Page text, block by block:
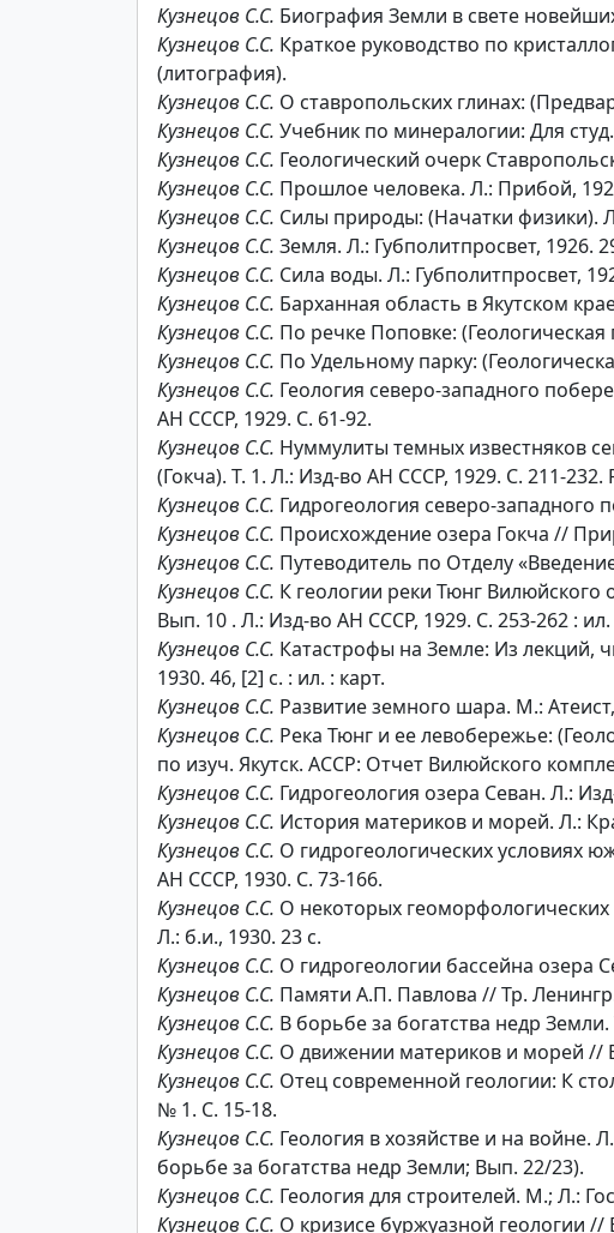
Кузнецов С.С. Биография Земли в свете
Кузнецов С.С. Краткое руководство по
(литография).
Кузнецов С.С. О ставропольских глинах:
Кузнецов С.С. Учебник по минералогии: Для
Кузнецов С.С. Геологический очерк
Кузнецов С.С. Прошлое человека. Л.: Прибой,
Кузнецов С.С. Силы природы: (Начатки физики).
Кузнецов С.С. Земля. Л.: Губполитпросвет, 1926.
Кузнецов С.С. Сила воды. Л.: Губполитпросвет,
Кузнецов С.С. Барханная область в Якутском
Кузнецов С.С. По речке Поповке: (Геологическая
Кузнецов С.С. По Удельному парку:
Кузнецов С.С. Геология северо-западного
АН СССР, 1929. С. 61-92.
Кузнецов С.С. Нуммулиты темных известняков
(Гокча). Т. 1. Л.: Изд-во АН СССР, 1929. С. 211-
Кузнецов С.С. Гидрогеология северо-западного
Кузнецов С.С. Происхождение озера Гокча //
Кузнецов С.С. Путеводитель по Отделу
Кузнецов С.С. К геологии реки Тюнг
Вып. 10 . Л.: Изд-во АН СССР, 1929. С. 253-262 : ил.
Кузнецов С.С. Катастрофы на Земле: Из лекций,
1930. 46, [2] с. : ил. : карт.
Кузнецов С.С. Развитие земного шара. М.: Атеист,
Кузнецов С.С. Река Тюнг и ее левобережье:
по изуч. Якутск. АССР: Отчет Вилюйского
Кузнецов С.С. Гидрогеология озера Севан. Л.:
Кузнецов С.С. История материков и морей. Л.:
Кузнецов С.С. О гидрогеологических условиях
АН СССР, 1930. С. 73-166.
Кузнецов С.С. О некоторых
Л.: б.и., 1930. 23 с.
Кузнецов С.С. О гидрогеологии бассейна озера
Кузнецов С.С. Памяти А.П. Павлова // Тр.
Кузнецов С.С. В борьбе за богатства недр
Кузнецов С.С. О движении материков и морей //
Кузнецов С.С. Отец современной геологии: К
№ 1. С. 15-18.
Кузнецов С.С. Геология в хозяйстве и на войне.
борьбе за богатства недр Земли; Вып. 22/23).
Кузнецов С.С. Геология для строителей. М.; Л.:
Кузнецов С.С. О кризисе буржуазной геологии //